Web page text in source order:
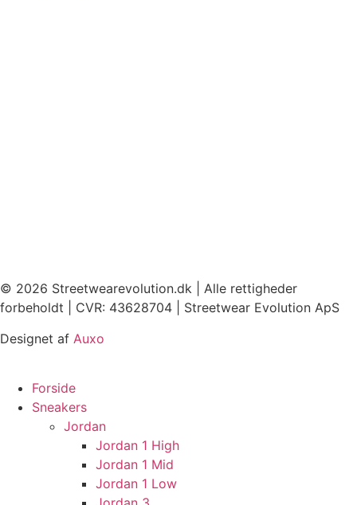
© 2026 Streetwearevolution.dk | Alle rettigheder
forbeholdt | CVR: 43628704 | Streetwear Evolution ApS
Designet af Auxo
Forside
Sneakers
Jordan
Jordan 1 High
Jordan 1 Mid
Jordan 1 Low